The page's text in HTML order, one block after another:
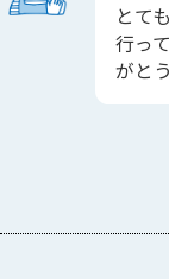
とて
行っ
がと